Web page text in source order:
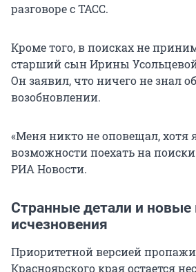
разговоре с ТАСС.
Кроме того, в поисках не
старший сын Ирины
Он заявил, что ничего не знал
возобновлении.
«Меня никто не оповещал, хотя
возможности поехать на
РИА Новости.
Странные детали и новые
исчезновения
Приоритетной версией
Красноярского края остается